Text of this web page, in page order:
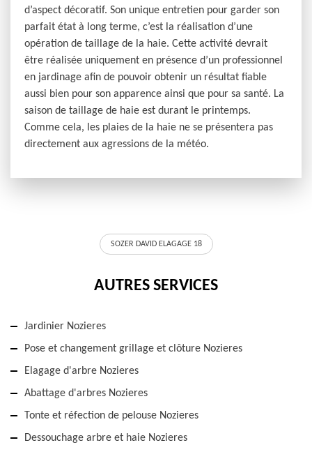
d’aspect décoratif. Son unique entretien pour garder son
parfait état à long terme, c’est la réalisation d’une
opération de taillage de la haie. Cette activité devrait
être réalisée uniquement en présence d’un professionnel
en jardinage afin de pouvoir obtenir un résultat fiable
aussi bien pour son apparence ainsi que pour sa santé. La
saison de taillage de haie est durant le printemps.
Comme cela, les plaies de la haie ne se présentera pas
directement aux agressions de la météo.
SOZER DAVID ELAGAGE 18
AUTRES SERVICES
Jardinier Nozieres
Pose et changement grillage et clôture Nozieres
Elagage d'arbre Nozieres
Abattage d'arbres Nozieres
Tonte et réfection de pelouse Nozieres
Dessouchage arbre et haie Nozieres